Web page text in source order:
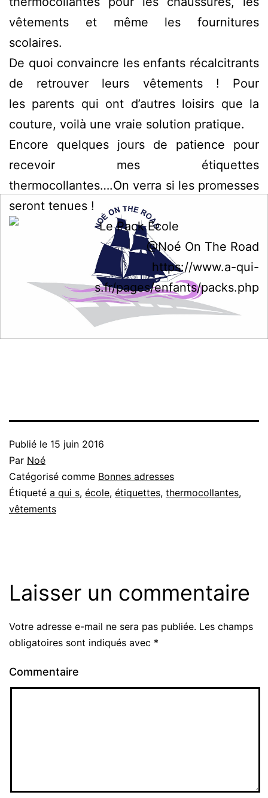
vêtements et même les fournitures
scolaires.
De quoi convaincre les enfants récalcitrants
de retrouver leurs vêtements ! Pour
les parents qui ont d’autres loisirs que la
couture, voilà une vraie solution pratique.
Encore quelques jours de patience pour
recevoir mes étiquettes
thermocollantes….On verra si les promesses
seront tenues !
@Noé On The Road
https://www.a-qui-
s.fr/pages/enfants/packs.php
Publié le 15 juin 2016
Par Noé
Catégorisé comme Bonnes adresses
Étiqueté a qui s, école, étiquettes, thermocollantes,
vêtements
Laisser un commentaire
Votre adresse e-mail ne sera pas publiée. Les champs
obligatoires sont indiqués avec *
Commentaire